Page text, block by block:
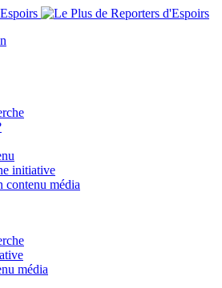
initiative
contenu média
média